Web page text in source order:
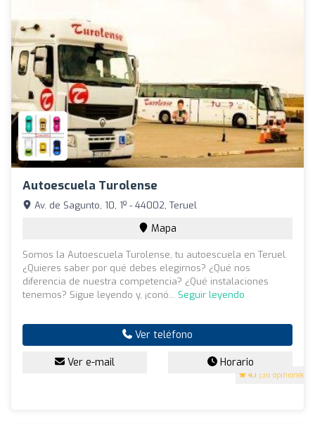
Autoescuela Turolense
4.1 (36 opiniones)
Av. de Sagunto, 10, 1º - 44002, Teruel
Mapa
Somos la Autoescuela Turolense, tu autoescuela en Teruel.
¿Quieres saber por qué debes elegirnos? ¿Qué nos
diferencia de nuestra competencia? ¿Qué instalaciones
tenemos? Sigue leyendo y, ¡conó... Seguir leyendo
Ver teléfono
Ver e-mail Horario